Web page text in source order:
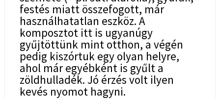
festés miatt összefogott, már
használhatatlan eszköz. A
komposztot itt is ugyanúgy
gyűjtöttünk mint otthon, a végén
pedig kiszórtuk egy olyan helyre,
ahol már egyébként is gyűlt a
zöldhulladék. Jó érzés volt ilyen
kevés nyomot hagyni.